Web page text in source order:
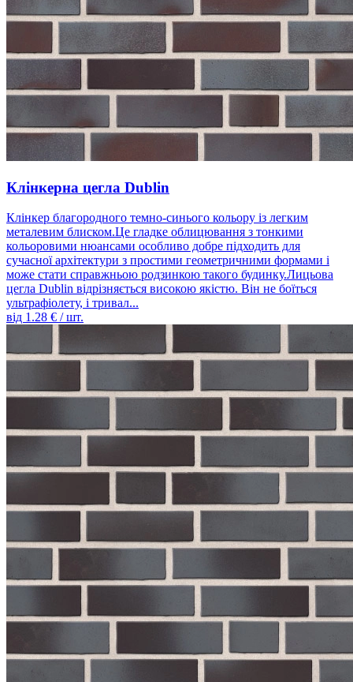
Клінкерна цегла Dublin
Клінкер благородного темно-синього кольору із легким
металевим блиском.Це гладке облицювання з тонкими
кольоровими нюансами особливо добре підходить для
сучасної архітектури з простими геометричними формами і
може стати справжньою родзинкою такого будинку.Лицьова
цегла Dublin відрізняється високою якістю. Він не боїться
ультрафіолету, і тривал...
від 1.28 € / шт.